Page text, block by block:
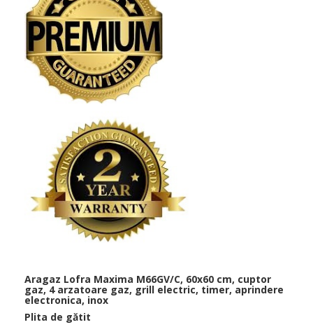
Aragaz Lofra Maxima M66GV/C, 60x60 cm, cuptor
gaz, 4 arzatoare gaz, grill electric, timer, aprindere
electronica, inox
Plita de gătit